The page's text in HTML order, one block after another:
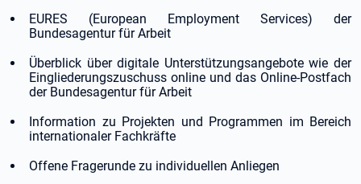
EURES (European Employment Services) der
Bundesagentur für Arbeit
Überblick über digitale Unterstützungsangebote wie der
Eingliederungszuschuss online und das Online-Postfach
der Bundesagentur für Arbeit
Information zu Projekten und Programmen im Bereich
internationaler Fachkräfte
Offene Fragerunde zu individuellen Anliegen